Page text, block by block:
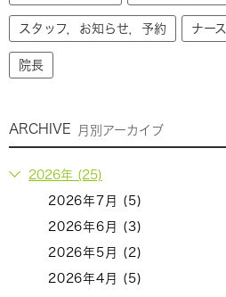
スタッフ，お知らせ，予約 ナース
院長
ARCHIVE 月別アーカイブ
2026年 (25)
2026年7月 (5)
2026年6月 (3)
2026年5月 (2)
2026年4月 (5)